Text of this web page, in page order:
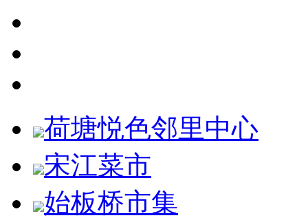
荷塘悦色邻里中心
宋江菜市
始板桥市集